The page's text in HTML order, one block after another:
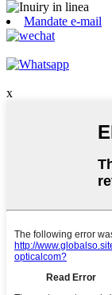
Mandate e-mail
x